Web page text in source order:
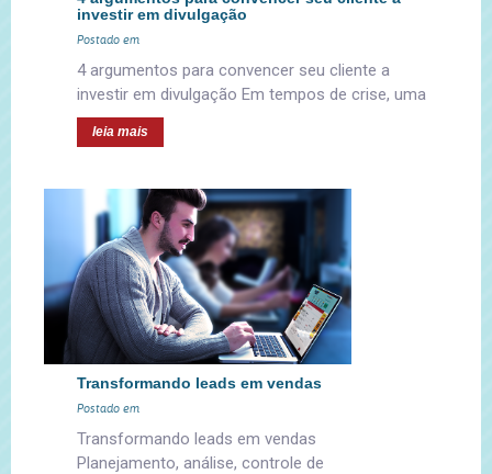
investir em divulgação
Postado em
4 argumentos para convencer seu cliente a
investir em divulgação Em tempos de crise, uma
leia mais
Transformando leads em vendas
Postado em
Transformando leads em vendas
Planejamento, análise, controle de